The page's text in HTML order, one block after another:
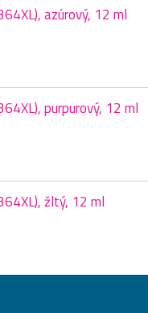
azúrový, 12 ml
purpurový, 12 ml
žltý, 12 ml